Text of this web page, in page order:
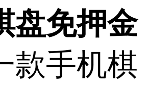
盘免押金
款手机棋